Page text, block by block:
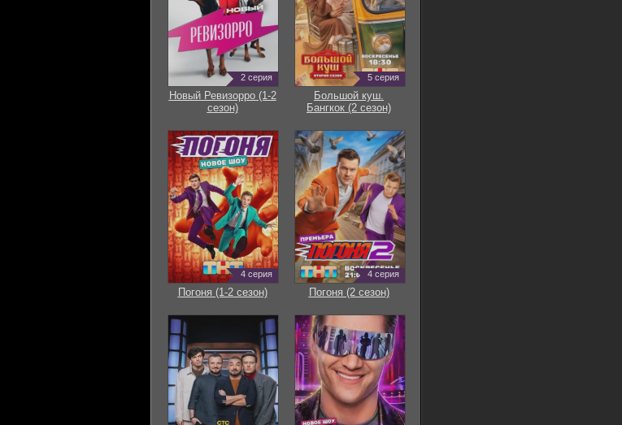
2 серия
Новый Ревизорро (1-2
сезон)
5 серия
Большой куш.
Бангкок (2 сезон)
4 серия
Погоня (1-2 сезон)
4 серия
Погоня (2 сезон)